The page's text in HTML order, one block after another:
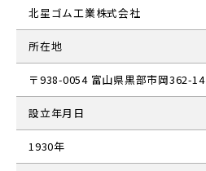
北星ゴム工業株式会社
所在地
〒938-0054 富山県黒部市岡362-14
設立年月日
1930年